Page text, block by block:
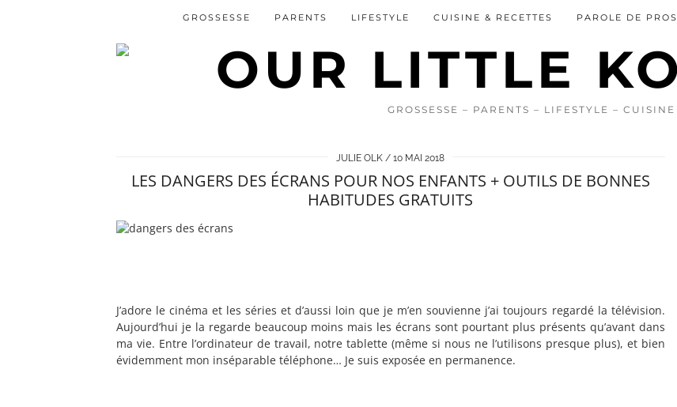
GROSSESSE – PARENTS – LIFESTYLE – CUISINE
GROSSESSE PARENTS LIFESTYLE CUISINE & RECETTES PAROLE DE PROS
JULIE OLK 10 MAI 2018
LES DANGERS DES ÉCRANS POUR NOS ENFANTS + OUTILS DE BONNES
HABITUDES GRATUITS
J’adore le cinéma et les séries et d’aussi loin que je m’en souvienne j’ai toujours regardé la télévision.
Aujourd’hui je la regarde beaucoup moins mais les écrans sont pourtant plus présents qu’avant dans
ma vie. Entre l’ordinateur de travail, notre tablette (même si nous ne l’utilisons presque plus), et bien
évidemment mon inséparable téléphone… Je suis exposée en permanence.